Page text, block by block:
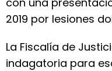
2019 por lesiones
La Fiscalía de
indagatoria para